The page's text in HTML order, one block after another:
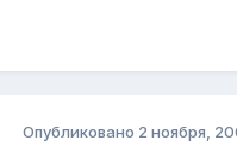
Опубликовано 2 ноября,